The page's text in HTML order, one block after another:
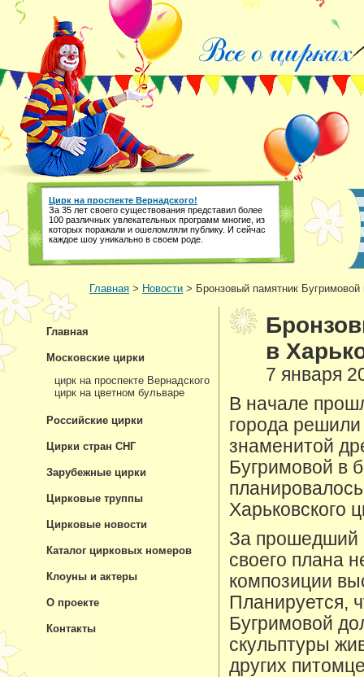
Цирк на проспекте Вернадского!
За 35 лет своего существования представил более
100 различных увлекательных программ многие, из
которых поражали и ошеломляли публику. И сейчас
каждое шоу уникально в своем роде.
Главная > Новости > Бронзовый памятник
в
7 января
В начале
города решили
знаменитой
Бугримовой в
Харьковского
За прошедший
своего плана
композиции
Планируется,
Бугримовой
скульптуры
других
Главная
Московские цирки
цирк на проспекте Вернадского
цирк на цветном бульваре
Российские цирки
Цирки стран СНГ
Зарубежные цирки
Цирковые труппы
Цирковые новости
Каталог цирковых номеров
Клоуны и актеры
О проекте
Контакты